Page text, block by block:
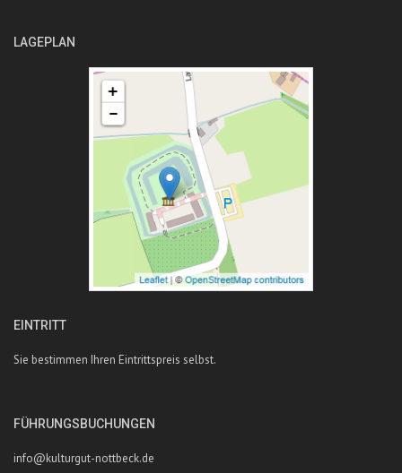
LAGEPLAN
EINTRITT
Sie bestimmen Ihren Eintrittspreis selbst.
FÜHRUNGSBUCHUNGEN
info@kulturgut-nottbeck.de